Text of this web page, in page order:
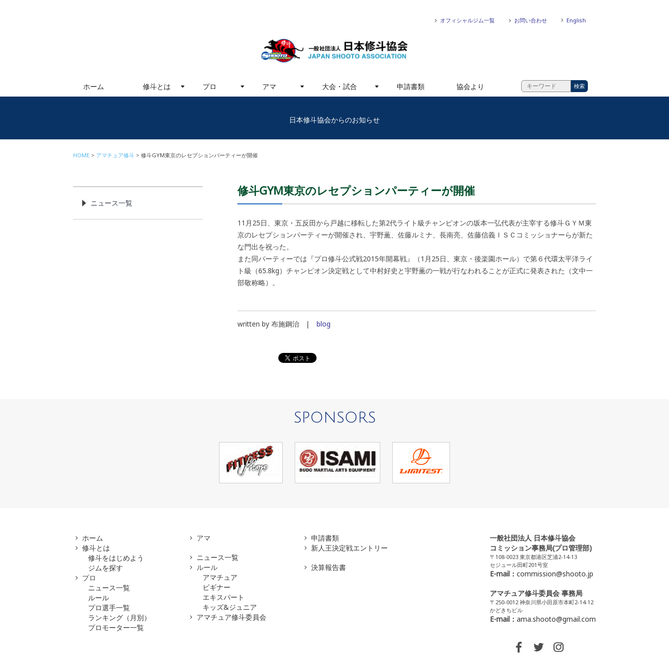
オフィシャルジム一覧 お問い合わせ English
ホーム 修斗とは プロ アマ 大会・試合 申請書類 協会より
日本修斗協会からのお知らせ
HOME アマチュア修斗 修斗GYM東京のレセプションパーティーが開催
修斗GYM東京のレセプションパーティーが開催
11月25日、東京・五反田から戸越に移転した第2代ライト級チャンピオンの坂本一弘代表が主宰する修斗ＧＹＭ東
京のレセプションパーティーが開催され、宇野薫、佐藤ルミナ、長南亮、佐藤信義ＩＳＣコミッショナーらが新た
な門出を祝った。
また同パーティーでは『プロ修斗公式戦2015年開幕戦』（1月25日、東京・後楽園ホール）で第６代環太平洋ライ
ト級（65.8kg）チャンピオン決定戦として中村好史と宇野薫の一戦が行なわれることが正式に発表された（文中一
部敬称略）。
written by 布施鋼治 | blog
ニュース一覧
SPONSORS
ホーム
修斗とは
修斗をはじめよう
ジムを探す
プロ
ニュース一覧
ルール
プロ選手一覧
ランキング（月別）
プロモーター一覧
アマ
ニュース一覧
ルール
アマチュア
ビギナー
エキスパート
キッズ&ジュニア
アマチュア修斗委員会
申請書類
新人王決定戦エントリー
決算報告書
一般社団法人 日本修斗協会
コミッション事務局(プロ管理部)
〒108-0023 東京都港区芝浦2-14-13
セジュール田町201号室
E-mail： commission@shooto.jp
アマチュア修斗委員会 事務局
〒250-0012 神奈川県小田原市本町2-14-12
かどきちビル
E-mail： ama.shooto@gmail.com